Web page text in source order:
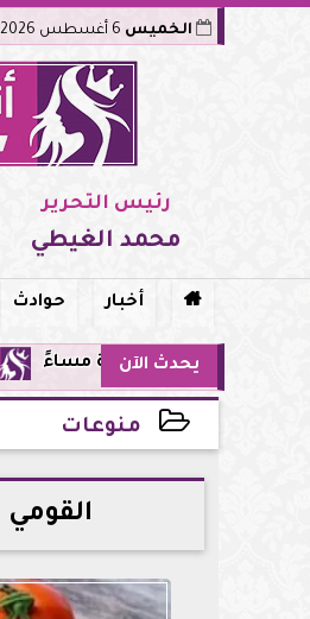
الخميس
رئيس التحرير
محمد الغيطي
 أخبار حوادث
يحدث الآننقيب التمريض تكرّم 15 بطلة من طاقم مستشفى أورام مدينة نصر لإنقاذهن المرضى من حريق
منوعات
2026-06-04 17:14:19